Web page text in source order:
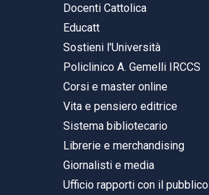
Docenti Cattolica
Educatt
Sostieni l'Università
Policlinico A. Gemelli IRCCS
Corsi e master online
Vita e pensiero editrice
Sistema bibliotecario
Librerie e merchandising
Giornalisti e media
Ufficio rapporti con il pubblico